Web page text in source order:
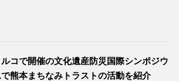
ルコで開催の文化遺産防災国際シンポジウ
熊本まちなみトラストの活動を紹介